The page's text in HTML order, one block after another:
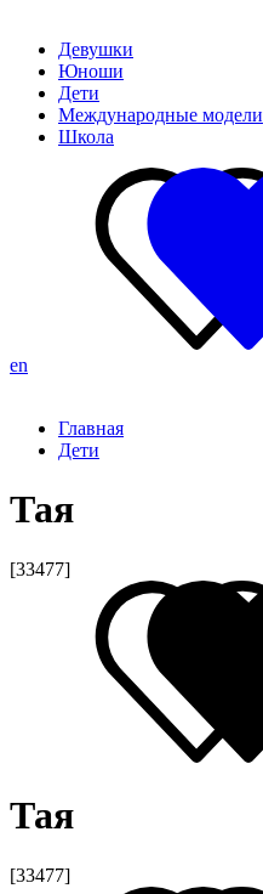
Девушки
Юноши
Дети
Международные модели
Школа
en
Главная
Дети
Тая
[33477]
Тая
[33477]